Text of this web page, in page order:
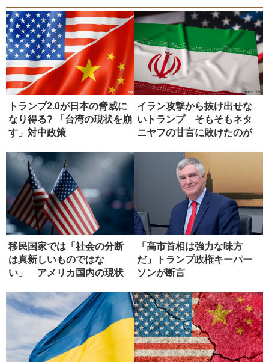
トランプ2.0が日本の脅威に
なり得る? 「台湾の現状を崩
す」対中政策
イラン攻撃から抜け出せな
いトランプ そもそもネタ
ニヤフの甘言に敗けたのが
移民国家では「社会の分断
は真新しいものではな
い」 アメリカ国内の現状
「高市首相は強力な味方
だ」トランプ政権キーパー
ソンが断言